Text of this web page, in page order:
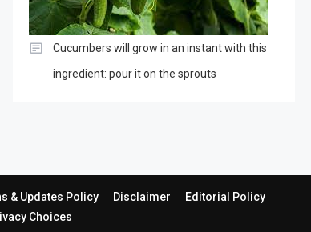
Cucumbers will grow in an instant with this
ingredient: pour it on the sprouts
& Updates Policy Disclaimer
Editorial Policy
Choices